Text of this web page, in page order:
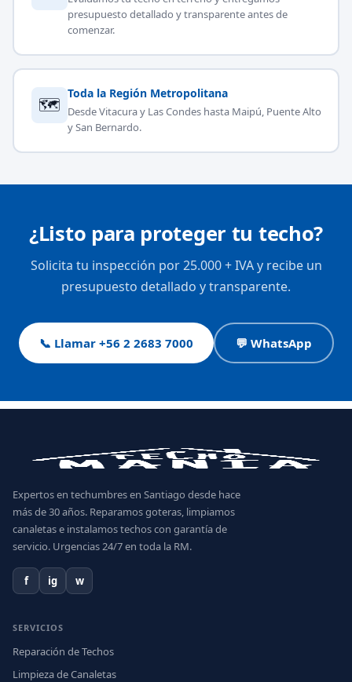
presupuesto detallado y transparente antes de
comenzar.
🗺
Toda la Región Metropolitana
Desde Vitacura y Las Condes hasta Maipú, Puente Alto
y San Bernardo.
¿Listo para proteger tu techo?
Solicita tu inspección por 25.000 + IVA y recibe un
presupuesto detallado y transparente.
📞 Llamar +56 2 2683 7000 💬 WhatsApp
Expertos en techumbres en Santiago desde hace
más de 30 años. Reparamos goteras, limpiamos
canaletas e instalamos techos con garantía de
servicio. Urgencias 24/7 en toda la RM.
f ig w
SERVICIOS
Reparación de Techos
Limpieza de Canaletas